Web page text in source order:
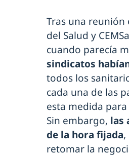
Tras una reunión
del Salud y
cuando parecía
sindicatos
todos los
cada una de las
esta medida
Sin embargo, las
de la hora fijada
retomar la